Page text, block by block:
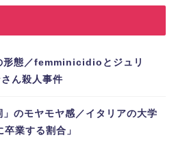
形態／femminicidioとジュリ
ん殺人事件
」のモヤモヤ感／イタリアの大学
卒業する割合」